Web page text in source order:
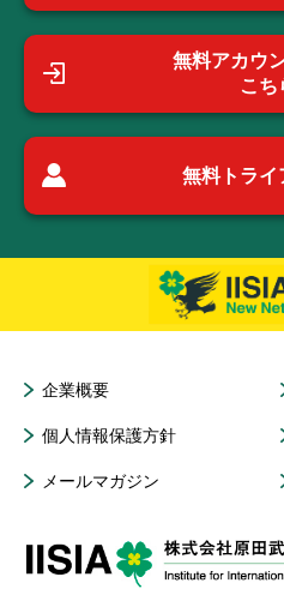
無料アカウ
こち
無料トライ
企業概要
個人情報保護方針
メールマガジン